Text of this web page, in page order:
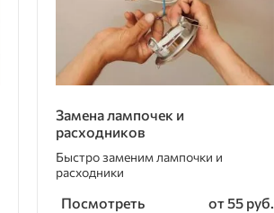
Замена лампочек и
расходников
Быстро заменим лампочки и
расходники
Посмотреть от 55 руб.